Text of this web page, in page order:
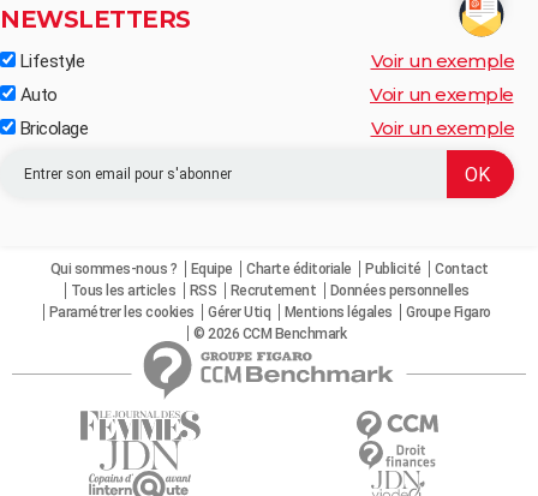
NEWSLETTERS
Lifestyle Voir un exemple
Auto Voir un exemple
Bricolage Voir un exemple
Qui sommes-nous ? Equipe Charte éditoriale Publicité
Contact
Tous les articles
RSS Recrutement
Données personnelles
Paramétrer les cookies
Gérer Utiq Mentions légales
Groupe Figaro
© 2026 CCM Benchmark